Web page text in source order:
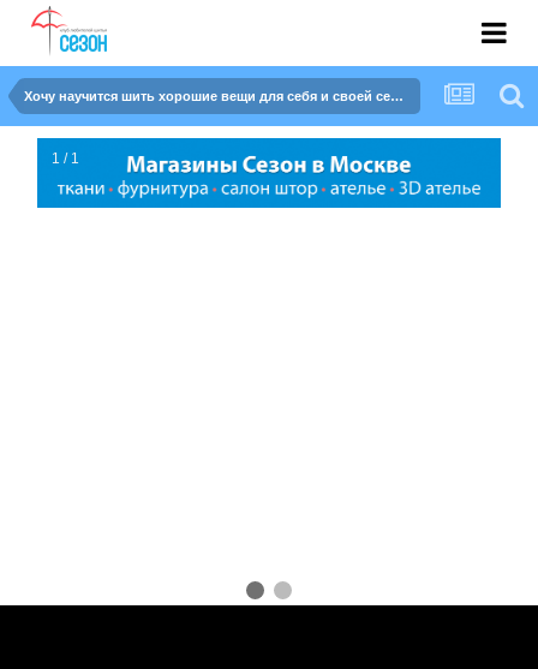
Хочу научится шить хорошие вещи для себя и своей семьи)))
1 / 1